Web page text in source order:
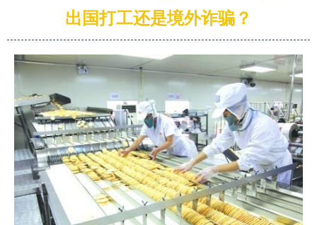
出国打工还是境外诈骗？